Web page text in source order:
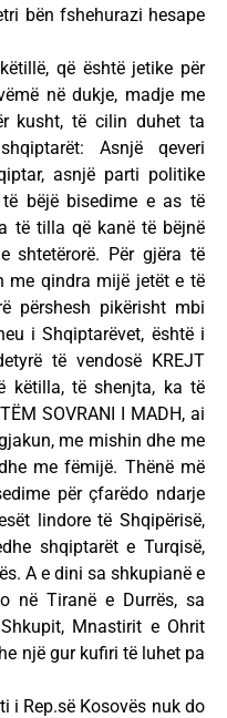
bën fshehurazi hesape
që është jetike për
në dukje, madje me
kusht, të cilin duhet ta
Asnjë qeveri
asnjë parti politike
bëjë bisedime e as të
të tilla që kanë të bëjnë
shtetërorë. Për gjëra të
me qindra mijë jetët e të
përshesh pikërisht mbi
i Shqiptarëvet, është i
të vendosë KREJT
këtilla, të shenjta, ka të
SOVRANI I MADH, ai
me mishin dhe me
me fëmijë. Thënë më
për çfarëdo ndarje
lindore të Shqipërisë,
shqiptarët e Turqisë,
A e dini sa shkupianë e
në Tiranë e Durrës, sa
Mnastirit e Ohrit
një gur kufiri të luhet pa
Rep.së Kosovës nuk do